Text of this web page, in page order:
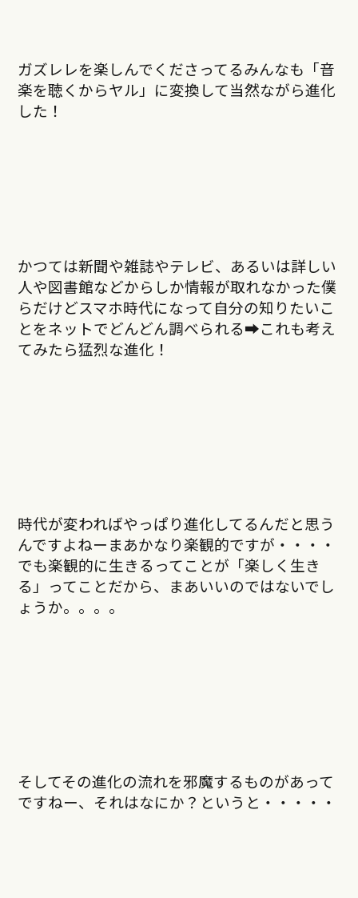
ガズレレを楽しんでくださってるみんなも「音
楽を聴くからヤル」に変換して当然ながら進化
した！
かつては新聞や雑誌やテレビ、あるいは詳しい
人や図書館などからしか情報が取れなかった僕
らだけどスマホ時代になって自分の知りたいこ
とをネットでどんどん調べられる➡︎これも考え
てみたら猛烈な進化！
時代が変わればやっぱり進化してるんだと思う
んですよねーまあかなり楽観的ですが・・・・
でも楽観的に生きるってことが「楽しく生き
る」ってことだから、まあいいのではないでし
ょうか。。。。
そしてその進化の流れを邪魔するものがあって
ですねー、それはなにか？というと・・・・・